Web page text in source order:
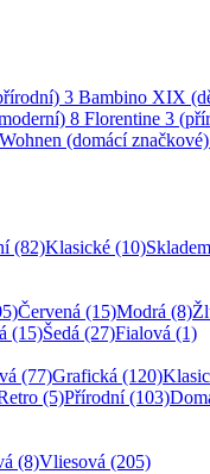
3 Bambino XIX
8 Florentine 3
(domácí značkové)
(82)Klasické (10)Skladem
Červená (15)Modrá (8)
(15)Šedá (27)Fialová (1)
(77)Grafická (120)
(5)Přírodní(103)
(8)Vliesová (205)